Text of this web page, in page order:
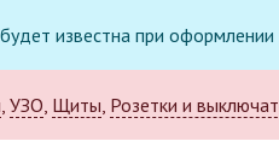
известна при
, УЗО, Щиты, Розетки и